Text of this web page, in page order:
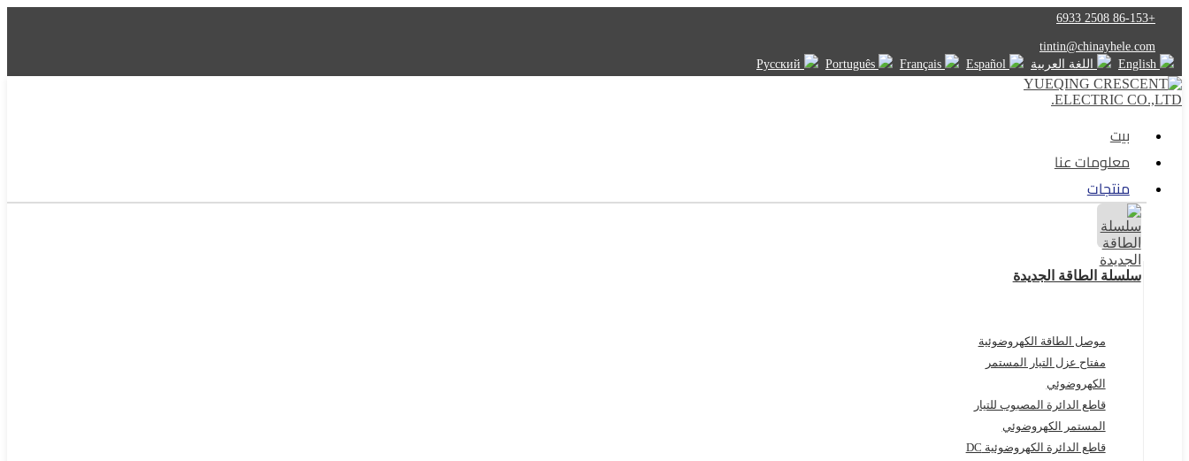
+86-153 2508 6933
tintin@chinayhele.com
اللغة العربية
بيت
معلومات عنا
منتجات
سلسلة الطاقة الجديدة
موصل الطاقة الكهروضوئية
مفتاح عزل التيار المستمر
الكهروضوئي
قاطع الدائرة المصبوب للتيار
المستمر الكهروضوئي
قاطع الدائرة الكهروضوئية DC